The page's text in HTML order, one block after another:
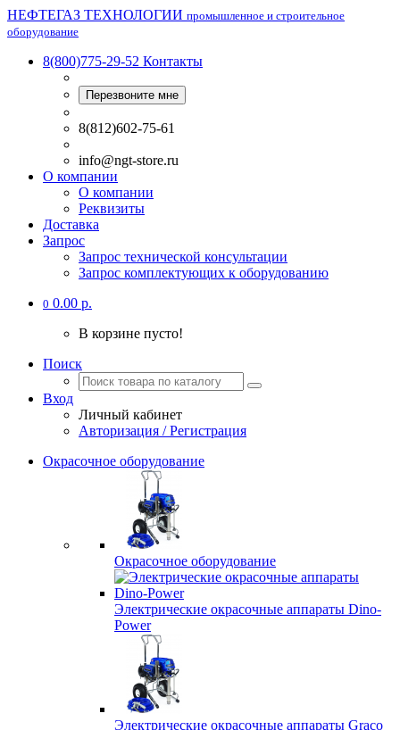
НЕФТЕГАЗ ТЕХНОЛОГИИ промышленное и строительное
оборудование
8(800)775-29-52 Контакты
Перезвоните мне
8(812)602-75-61
info@ngt-store.ru
О компании
О компании
Реквизиты
Доставка
Запрос
Запрос технической консультации
Запрос комплектующих к оборудованию
0 0.00 р.
В корзине пусто!
Поиск
Вход
Личный кабинет
Авторизация / Регистрация
Окрасочное оборудование
Окрасочное оборудование
Электрические окрасочные аппараты Dino-
Power
Электрические окрасочные аппараты Graco